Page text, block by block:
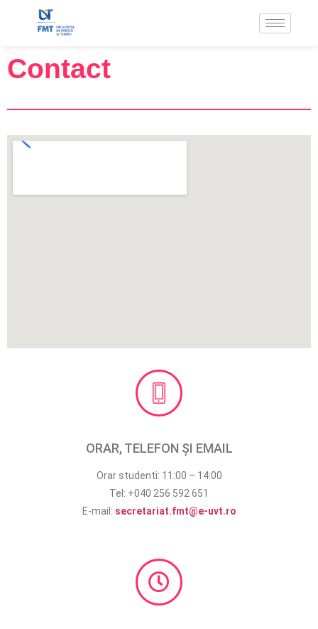
Contact
ORAR, TELEFON ȘI EMAIL
Orar studenti: 11:00 – 14:00
Tel: +040 256 592 651
E-mail: secretariat.fmt@e-uvt.ro